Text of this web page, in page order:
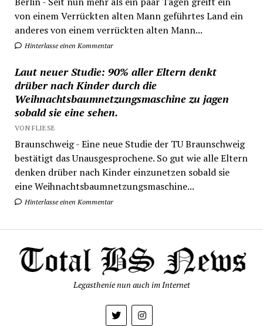
von einem Verrückten alten Mann geführtes Land ein
anderes von einem verrückten alten Mann...
Hinterlasse einen Kommentar
Laut neuer Studie: 90% aller Eltern denkt
drüber nach Kinder durch die
Weihnachtsbaumnetzungsmaschine zu jagen
sobald sie eine sehen.
VON FLIESE
Braunschweig - Eine neue Studie der TU Braunschweig
bestätigt das Unausgesprochene. So gut wie alle Eltern
denken drüber nach Kinder einzunetzen sobald sie
eine Weihnachtsbaumnetzungsmaschine...
Hinterlasse einen Kommentar
Legasthenie nun auch im Internet